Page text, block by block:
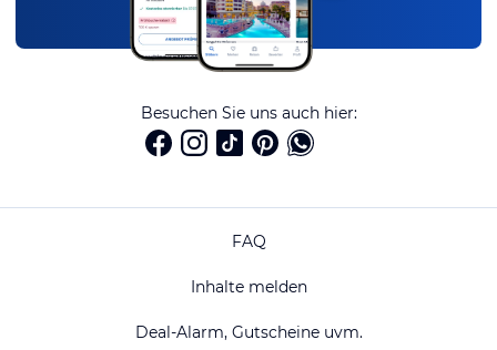
Besuchen Sie uns auch hier:
FAQ
Inhalte melden
Deal-Alarm, Gutscheine uvm.